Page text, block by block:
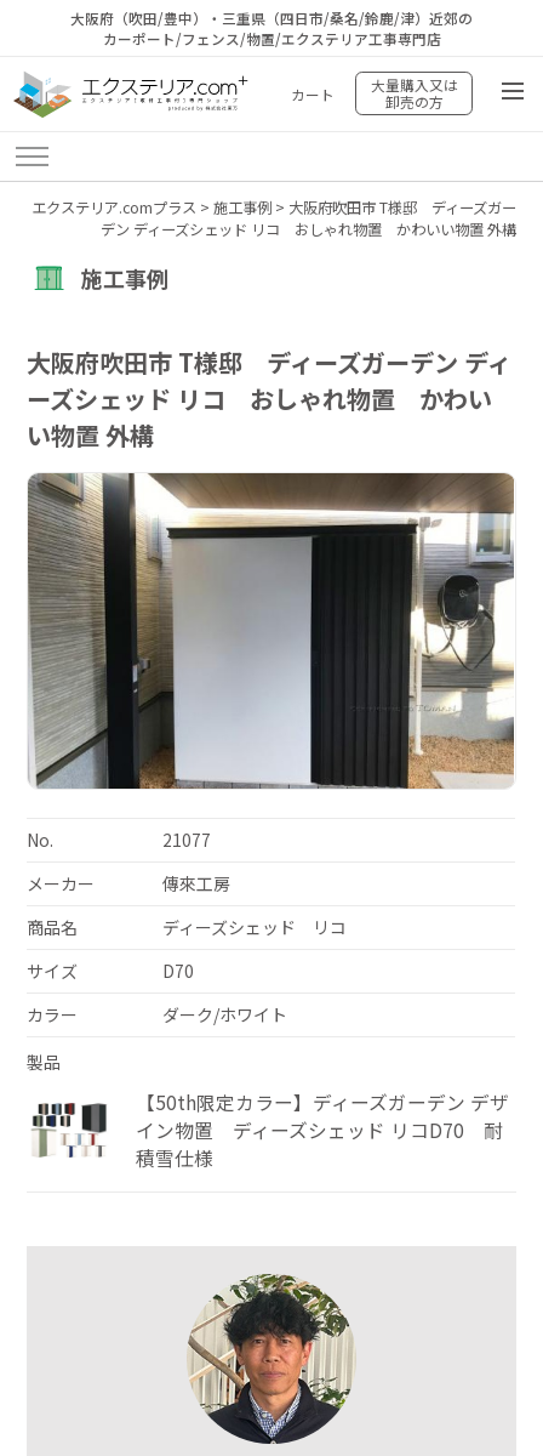
大阪府（吹田/豊中）・三重県（四日市/桑名/鈴鹿/津）近郊の
カーポート/フェンス/物置/エクステリア工事専門店
カート
大量購入又は
卸売の方
エクステリア.comプラス > 施工事例> 大阪府吹田市 T様邸 ディーズガー
デン ディーズシェッド リコ おしゃれ物置 かわいい物置 外構
施工事例
大阪府吹田市 T様邸 ディーズガーデン ディ
ーズシェッド リコ おしゃれ物置 かわい
い物置 外構
No.
21077
メーカー
傳來工房
商品名
ディーズシェッド リコ
サイズ
D70
カラー
ダーク/ホワイト
製品
【50th限定カラー】ディーズガーデン デザ
イン物置 ディーズシェッド リコD70 耐
積雪仕様